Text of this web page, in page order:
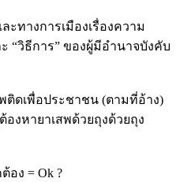
ทางการเมืองเรื่องความ
“วิธีการ” ของผู้มีอำนาจบังคับ
ติดเพื่อประชาชน (ตามที่อ้าง)
งหายาเสพด้วยถุงด้วยถุง
อง = Ok ?